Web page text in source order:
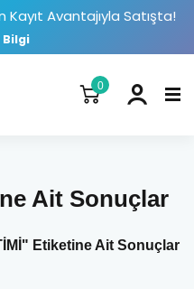
Kayıt Avantajıyla Satışta!
Bilgi
0
Ait Sonuçlar
Etiketine Ait Sonuçlar